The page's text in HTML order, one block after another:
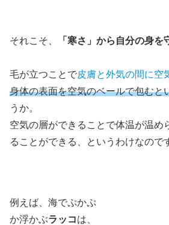
それこそ、 「寒さ」から自分の身を
毛が立つことで皮膚と外気の間に空
身体の表面を空気のベールで包むと
うか。
空気の層ができることで体温が温め
ることができる、というわけなので
例えば、海でぷかぷ
か浮かぶラッコは、